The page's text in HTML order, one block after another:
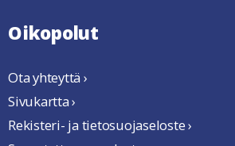
Oikopolut
Ota yhteyttä ›
Sivukartta ›
Rekisteri- ja tietosuojaseloste ›